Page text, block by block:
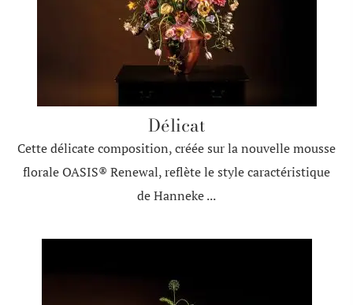
Délicat
Cette délicate composition, créée sur la nouvelle mousse
florale OASIS® Renewal, reflète le style caractéristique
de Hanneke ...